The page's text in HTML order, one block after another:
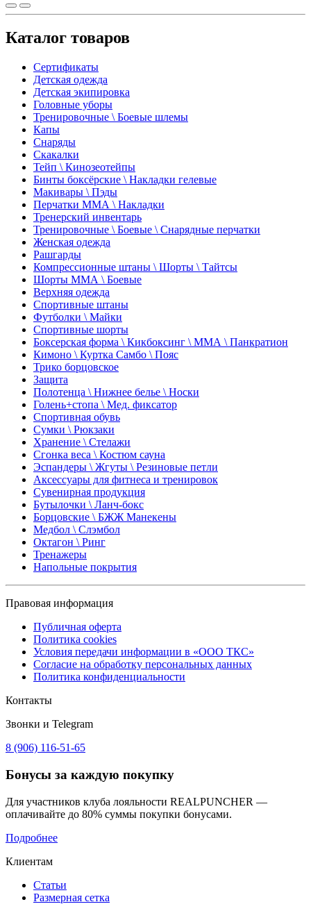
Каталог товаров
Сертификаты
Детская одежда
Детская экипировка
Головные уборы
Тренировочные \ Боевые шлемы
Капы
Снаряды
Скакалки
Тейп \ Кинозеотейпы
Бинты боксёрские \ Накладки гелевые
Макивары \ Пэды
Перчатки ММА \ Накладки
Тренерский инвентарь
Тренировочные \ Боевые \ Снарядные перчатки
Женская одежда
Рашгарды
Компрессионные штаны \ Шорты \ Тайтсы
Шорты ММА \ Боевые
Верхняя одежда
Спортивные штаны
Футболки \ Майки
Спортивные шорты
Боксерская форма \ Кикбоксинг \ ММА \ Панкратион
Кимоно \ Куртка Самбо \ Пояс
Трико борцовское
Защита
Полотенца \ Нижнее белье \ Носки
Голень+стопа \ Мед. фиксатор
Спортивная обувь
Сумки \ Рюкзаки
Хранение \ Стелажи
Сгонка веса \ Костюм сауна
Эспандеры \ Жгуты \ Резиновые петли
Аксессуары для фитнеса и тренировок
Сувенирная продукция
Бутылочки \ Ланч-бокс
Борцовские \ БЖЖ Манекены
Медбол \ Слэмбол
Октагон \ Ринг
Тренажеры
Напольные покрытия
Правовая информация
Публичная оферта
Политика cookies
Условия передачи информации в «ООО ТКС»
Согласие на обработку персональных данных
Политика конфиденциальности
Контакты
Звонки и Telegram
8 (906) 116-51-65
Бонусы за каждую покупку
Для участников клуба лояльности REALPUNCHER —
оплачивайте до 80% суммы покупки бонусами.
Подробнее
Клиентам
Статьи
Размерная сетка